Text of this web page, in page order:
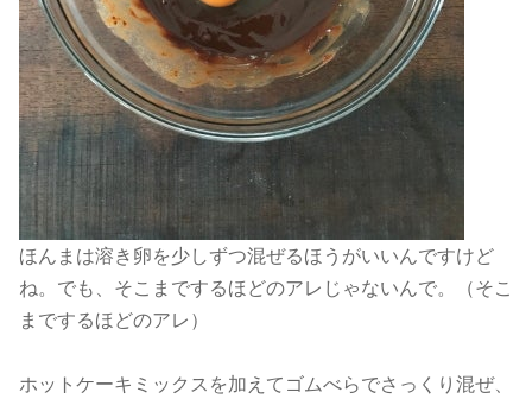
ほんまは溶き卵を少しずつ混ぜるほうがいいんですけど
ね。でも、そこまでするほどのアレじゃないんで。（そこ
までするほどのアレ）
ホットケーキミックスを加えてゴムべらでさっくり混ぜ、